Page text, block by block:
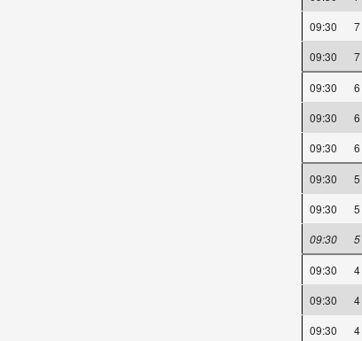
09:30
7
09:30
7
09:30 6
09:30
6
09:30
6
09:30 5
09:30
5
09:30
5
09:30 4
09:30
4
09:30
4